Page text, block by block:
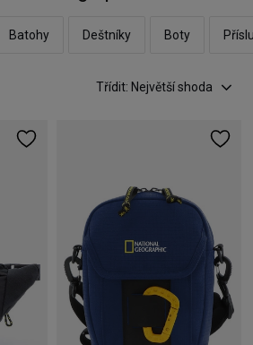
Batohy Deštníky Boty
Třídit: Největší shoda